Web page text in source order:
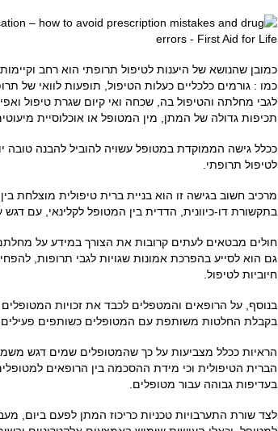
כמובן שהנושא של היענות לטיפול תרופתי הוא רחב
כמו : גורמים כלכליים כעלות הטיפול, תופעות לוואי של
לגבי מחלתה והטיפול בה, שכחה ואי קיום שגרת טיפול
תכיפות גדולה של המתן, מין המטופל או אוכלוסיית
ככלל גישה הממוקדת במטופל עשויה להוביל להבנה טובה
לטיפול תרופתי.
מרכיב חשוב בגישה זו הוא בניית ברית טיפולית מוצלחת
בתקשורת דו-כיוונית, הדדית בין המטופל לקלינאי, עם דגש
חולים מבטאים לעתים קרובות את הצורך במידע על
גם הוא לסייע בהפרכת אמונות שגויות לגבי תרופות,
חיוביות לטיפול.
בנוסף, על הרופאים והמטפלים לכבד את זכויות
בקבלת החלטות משותפת עם המטופלים כשותפים פעילים
הראיות ככלל מצביעות על כך שהמטופלים שמים דגש
הברית הטיפולית וכי מידת ההסכמה בין הרופאים
בעדיפות גבוהה עבור מטופלים.
לצד שורת התערבויות טכניות כריכוז המתן לפעם ביום,